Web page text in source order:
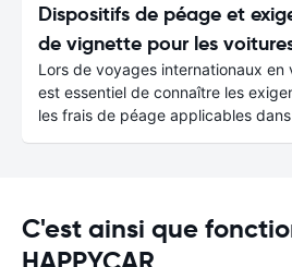
Dispositifs de péage et
de vignette pour les
Lors de voyages internationaux en
est essentiel de connaître les
les frais de péage applicables
C'est ainsi que